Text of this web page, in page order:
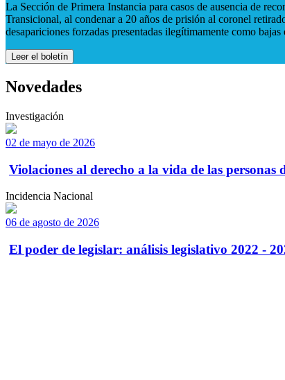
La Sección de Primera Instancia para casos de ausencia de
Transicional, al condenar a 20 años de prisión al coronel
desapariciones forzadas presentadas ilegítimamente como bajas
Leer el boletín
Novedades
Investigación
02 de mayo de 2026
Violaciones al derecho a la vida de las personas
Incidencia Nacional
06 de agosto de 2026
El poder de legislar: análisis legislativo 2022 -